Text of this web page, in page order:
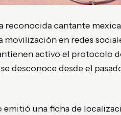
reconocida cantante
movilización en redes
activo el protocolo
desconoce desde el
emitió una ficha de